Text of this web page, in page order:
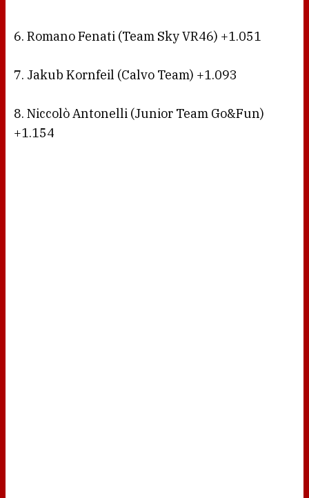
6. Romano Fenati (Team Sky VR46) +1.051
7. Jakub Kornfeil (Calvo Team) +1.093
8. Niccolò Antonelli (Junior Team Go&Fun)
+1.154